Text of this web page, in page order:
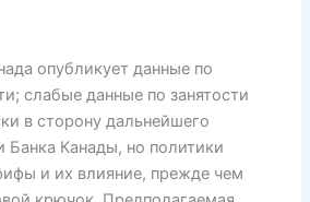
опубликует данные по
слабые данные по занятости
в сторону дальнейшего
Банка Канады, но политики
и их влияние, прежде чем